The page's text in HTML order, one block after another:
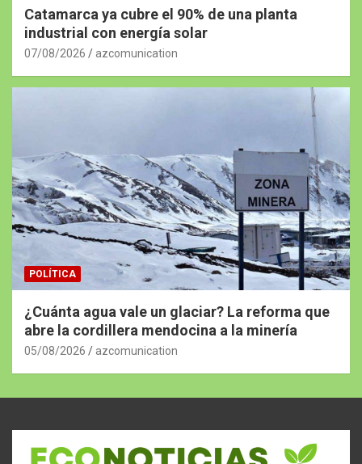
Catamarca ya cubre el 90% de una planta
industrial con energía solar
07/08/2026 azcomunication
POLÍTICA
¿Cuánta agua vale un glaciar? La reforma que
abre la cordillera mendocina a la minería
05/08/2026 azcomunication